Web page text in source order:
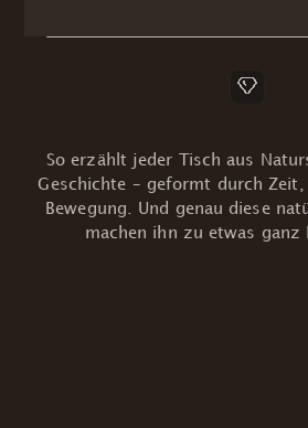
So erzählt jeder Tisch aus
Geschichte – geformt durch Zeit,
Bewegung. Und genau diese
machen ihn zu etwas ganz